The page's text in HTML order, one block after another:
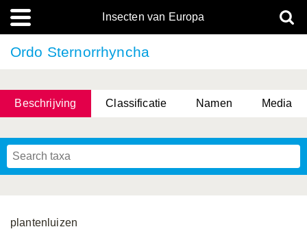
Insecten van Europa
Ordo Sternorrhyncha
Beschrijving Classificatie Namen Media
plantenluizen